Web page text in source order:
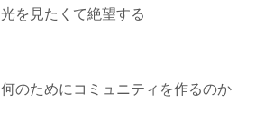
光を見たくて絶望する
何のためにコミュニティを作るのか